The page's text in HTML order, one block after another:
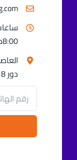
8:00ص – 6:00م
دور 8